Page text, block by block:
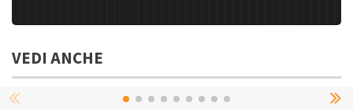
VEDI ANCHE